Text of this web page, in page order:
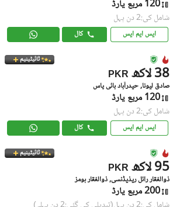
120 مربع یارڈ
شامل کی:2 دن پہل
ایس ایم ایس کال
ٹائیٹینیم
PKR 38 لاکھ
صادق لیونا, حیدرآباد بائی پاس
120 مربع یارڈ
شامل کی:2 دن پہل
ایس ایم ایس کال
ٹائیٹینیم
PKR 95 لاکھ
ذوالفقار رائل ریذیڈنسی, ذوالفقار ہومز
200 مربع یارڈ